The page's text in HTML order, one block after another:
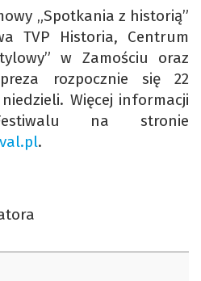
„Spotkania z historią”
TVP Historia, Centrum
w Zamościu oraz
rozpocznie się 22
Więcej informacji
na stronie
.